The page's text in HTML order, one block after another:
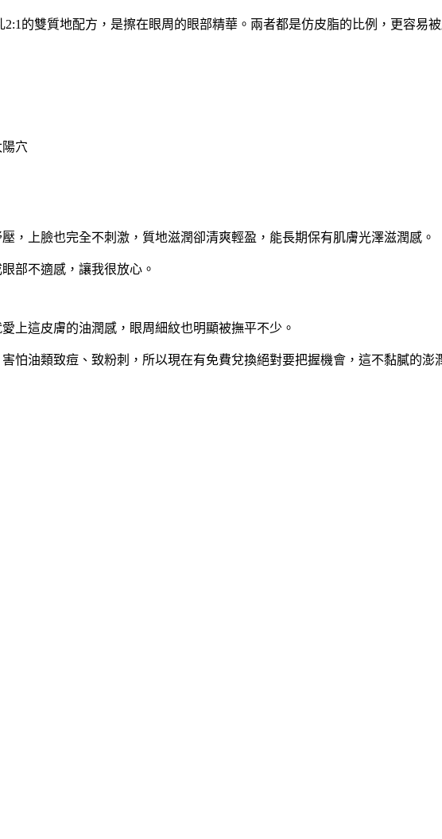
的雙質地配方，是擦在眼周的眼部精華。兩者都是仿皮脂的比例，更容易
穴
，上臉也完全不刺激，質地滋潤卻清爽輕盈，能長期保有肌膚光澤滋潤感。
部不適感，讓我很放心。
上這皮膚的油潤感，眼周細紋也明顯被撫平不少。
怕油類致痘、致粉刺，所以現在有免費兌換絕對要把握機會，這不黏膩的澎